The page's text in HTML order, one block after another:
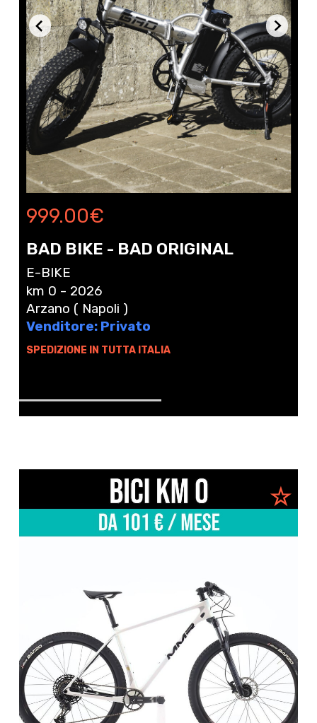
999.00€
BAD BIKE - BAD ORIGINAL
E-BIKE
km 0 - 2026
Arzano ( Napoli )
Venditore: Privato
SPEDIZIONE IN TUTTA ITALIA